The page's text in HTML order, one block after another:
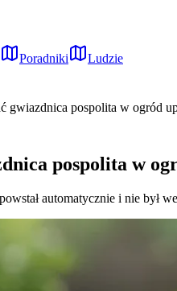
Poradniki
Ludzie
gwiazdnica pospolita w ogród
pospolita w
automatycznie i nie był